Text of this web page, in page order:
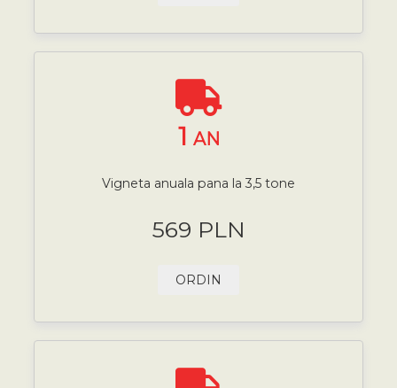
1 AN
Vigneta anuala pana la 3,5 tone
569 PLN
ORDIN